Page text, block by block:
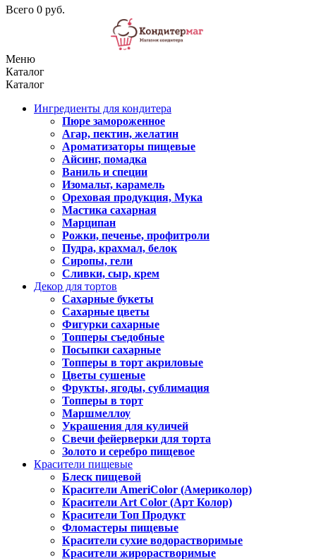
Всего 0 руб.
Меню
Каталог
Каталог
Ингредиенты для кондитера
Пюре замороженное
Агар, пектин, желатин
Ароматизаторы пищевые
Айсинг, помадка
Ваниль и специи
Изомальт, карамель
Ореховая продукция, Мука
Мастика сахарная
Марципан
Рожки, печенье, профитроли
Пудра, крахмал, белок
Сиропы, гели
Сливки, сыр, крем
Декор для тортов
Сахарные букеты
Сахарные цветы
Фигурки сахарные
Топперы съедобные
Посыпки сахарные
Топперы в торт акриловые
Цветы сушеные
Фрукты, ягоды, сублимация
Топперы в торт
Маршмеллоу
Украшения для куличей
Свечи фейерверки для торта
Золото и серебро пищевое
Красители пищевые
Блеск пищевой
Красители AmeriColor (Америколор)
Красители Art Color (Арт Колор)
Красители Топ Продукт
Фломастеры пищевые
Красители сухие водорастворимые
Красители жирорастворимые